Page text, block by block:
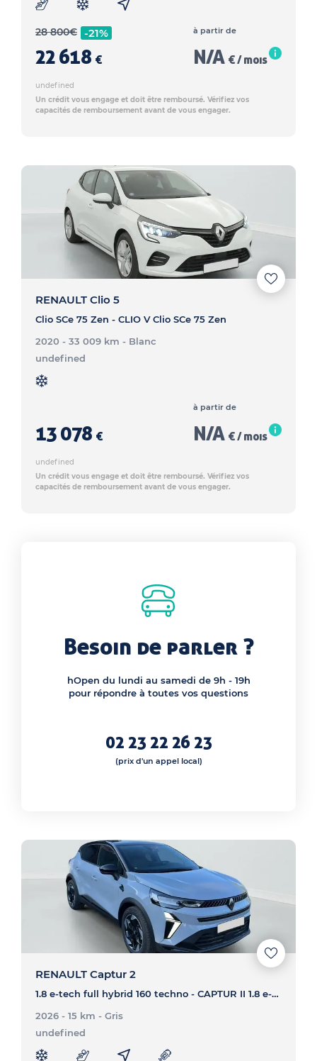
28 800€ -21%
22 618 €
à partir de
N/A € / mois
undefined
Un crédit vous engage et doit être remboursé. Vérifiez vos
capacités de remboursement avant de vous engager.
RENAULT Clio 5
Clio SCe 75 Zen - CLIO V Clio SCe 75 Zen
2020 - 33 009 km - Blanc
undefined
13 078 €
à partir de
N/A € / mois
undefined
Un crédit vous engage et doit être remboursé. Vérifiez vos
capacités de remboursement avant de vous engager.
Besoin de parler ?
hOpen du lundi au samedi de 9h - 19h
pour répondre à toutes vos questions
02 23 22 26 23
(prix d'un appel local)
RENAULT Captur 2
1.8 e-tech full hybrid 160 techno - CAPTUR II 1.8 e-tech full hybrid 160 techno
2026 - 15 km - Gris
undefined